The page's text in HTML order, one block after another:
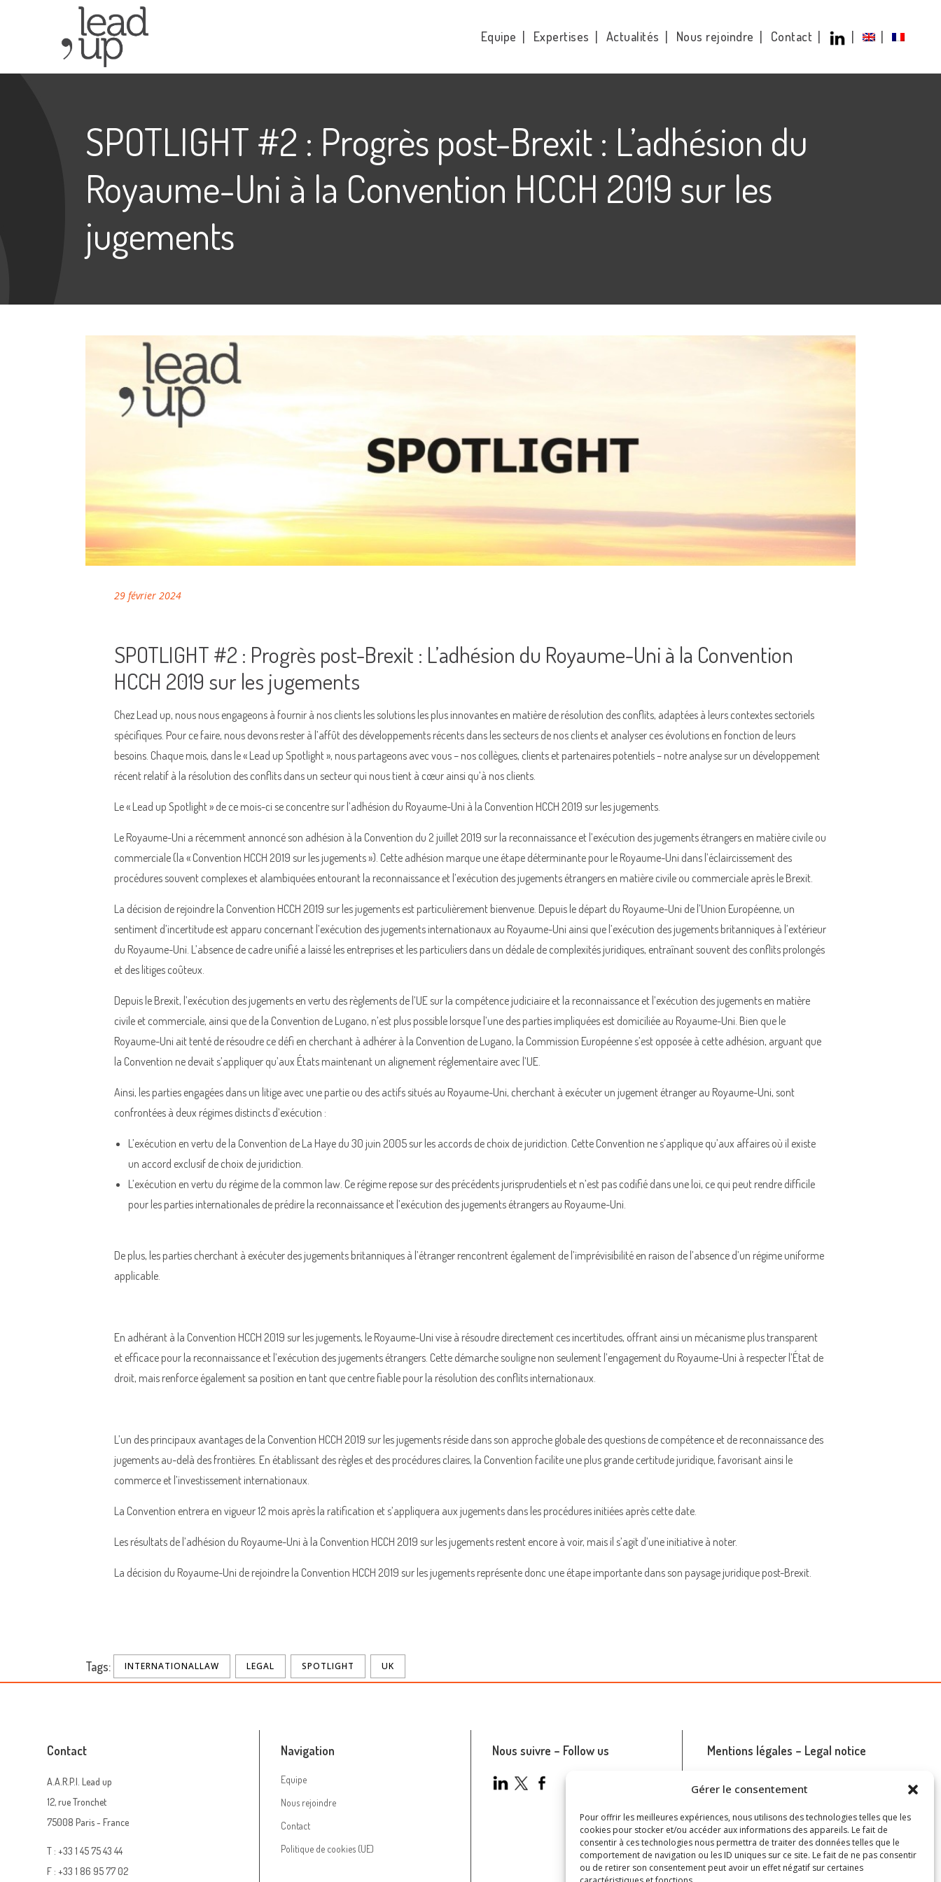
Gérer le consentement
Pour offrir les meilleures expériences, nous utilisons des technologies telles que les
cookies pour stocker et/ou accéder aux informations des appareils. Le fait de
consentir à ces technologies nous permettra de traiter des données telles que le
comportement de navigation ou les ID uniques sur ce site. Le fait de ne pas consentir
ou de retirer son consentement peut avoir un effet négatif sur certaines
Equipe Expertises Actualités Nous rejoindre Contact
SPOTLIGHT #2 : Progrès post-Brexit : L’adhésion du
Royaume-Uni à la Convention HCCH 2019 sur les
jugements
29 février 2024
SPOTLIGHT #2 : Progrès post-Brexit : L’adhésion du Royaume-Uni à la Convention
HCCH 2019 sur les jugements
Chez Lead up, nous nous engageons à fournir à nos clients les solutions les plus innovantes en matière de résolution des conflits, adaptées à leurs contextes sectoriels
spécifiques. Pour ce faire, nous devons rester à l’affût des développements récents dans les secteurs de nos clients et analyser ces évolutions en fonction de leurs
besoins. Chaque mois, dans le « Lead up Spotlight », nous partageons avec vous – nos collègues, clients et partenaires potentiels – notre analyse sur un développement
récent relatif à la résolution des conflits dans un secteur qui nous tient à cœur ainsi qu’à nos clients.
Le « Lead up Spotlight » de ce mois-ci se concentre sur l’adhésion du Royaume-Uni à la Convention HCCH 2019 sur les jugements.
Le Royaume-Uni a récemment annoncé son adhésion à la Convention du 2 juillet 2019 sur la reconnaissance et l’exécution des jugements étrangers en matière civile ou
commerciale (la « Convention HCCH 2019 sur les jugements »). Cette adhésion marque une étape déterminante pour le Royaume-Uni dans l’éclaircissement des
procédures souvent complexes et alambiquées entourant la reconnaissance et l’exécution des jugements étrangers en matière civile ou commerciale après le Brexit.
La décision de rejoindre la Convention HCCH 2019 sur les jugements est particulièrement bienvenue. Depuis le départ du Royaume-Uni de l’Union Européenne, un
sentiment d’incertitude est apparu concernant l’exécution des jugements internationaux au Royaume-Uni ainsi que l’exécution des jugements britanniques à l’extérieur
du Royaume-Uni. L’absence de cadre unifié a laissé les entreprises et les particuliers dans un dédale de complexités juridiques, entraînant souvent des conflits prolongés
et des litiges coûteux.
Depuis le Brexit, l’exécution des jugements en vertu des règlements de l’UE sur la compétence judiciaire et la reconnaissance et l’exécution des jugements en matière
civile et commerciale, ainsi que de la Convention de Lugano, n’est plus possible lorsque l’une des parties impliquées est domiciliée au Royaume-Uni. Bien que le
Royaume-Uni ait tenté de résoudre ce défi en cherchant à adhérer à la Convention de Lugano, la Commission Européenne s’est opposée à cette adhésion, arguant que
la Convention ne devait s’appliquer qu’aux États maintenant un alignement réglementaire avec l’UE.
Ainsi, les parties engagées dans un litige avec une partie ou des actifs situés au Royaume-Uni, cherchant à exécuter un jugement étranger au Royaume-Uni, sont
confrontées à deux régimes distincts d’exécution :
L’exécution en vertu de la Convention de La Haye du 30 juin 2005 sur les accords de choix de juridiction. Cette Convention ne s’applique qu’aux affaires où il existe
un accord exclusif de choix de juridiction.
L’exécution en vertu du régime de la common law. Ce régime repose sur des précédents jurisprudentiels et n’est pas codifié dans une loi, ce qui peut rendre difficile
pour les parties internationales de prédire la reconnaissance et l’exécution des jugements étrangers au Royaume-Uni.
De plus, les parties cherchant à exécuter des jugements britanniques à l’étranger rencontrent également de l’imprévisibilité en raison de l’absence d’un régime uniforme
applicable.
En adhérant à la Convention HCCH 2019 sur les jugements, le Royaume-Uni vise à résoudre directement ces incertitudes, offrant ainsi un mécanisme plus transparent
et efficace pour la reconnaissance et l’exécution des jugements étrangers. Cette démarche souligne non seulement l’engagement du Royaume-Uni à respecter l’État de
droit, mais renforce également sa position en tant que centre fiable pour la résolution des conflits internationaux.
L’un des principaux avantages de la Convention HCCH 2019 sur les jugements réside dans son approche globale des questions de compétence et de reconnaissance des
jugements au-delà des frontières. En établissant des règles et des procédures claires, la Convention facilite une plus grande certitude juridique, favorisant ainsi le
commerce et l’investissement internationaux.
La Convention entrera en vigueur 12 mois après la ratification et s’appliquera aux jugements dans les procédures initiées après cette date.
Les résultats de l’adhésion du Royaume-Uni à la Convention HCCH 2019 sur les jugements restent encore à voir, mais il s’agit d’une initiative à noter.
La décision du Royaume-Uni de rejoindre la Convention HCCH 2019 sur les jugements représente donc une étape importante dans son paysage juridique post-Brexit.
Tags: INTERNATIONALLAW LEGAL SPOTLIGHT UK
Contact
A.A.R.P.I. Lead up
12, rue Tronchet
75008 Paris - France
T : +33 1 45 75 43 44
F : +33 1 86 95 77 02
Navigation
Equipe
Nous rejoindre
Contact
Politique de cookies (UE)
Nous suivre – Follow us Mentions légales – Legal notice